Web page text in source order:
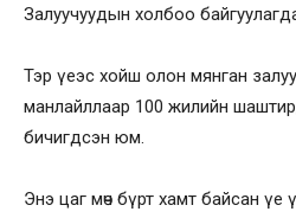
Залуучуудын холбоо
Тэр үеэс хойш олон мянган
манлайллаар 100 жилийн
бичигдсэн юм.
Энэ цаг мөч бүрт хамт байсан үе